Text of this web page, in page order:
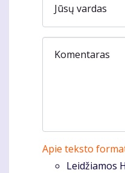
Jūsų vardas
Komentaras
Apie teksto
Leidžiamos